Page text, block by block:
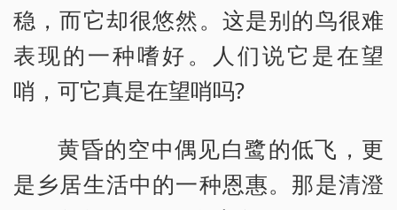
稳，而它却很悠然。这是别的鸟很难
表现的一种嗜好。人们说它是在望
哨，可它真是在望哨吗?
黄昏的空中偶见白鹭的低飞，更
是乡居生活中的一种恩惠。那是清澄